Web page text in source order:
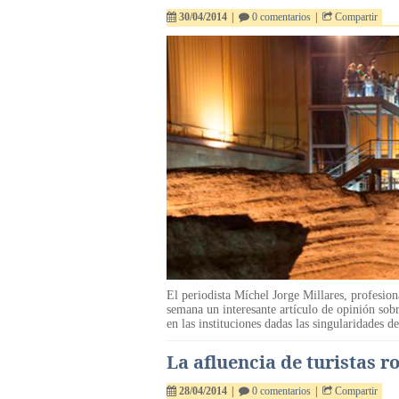
30/04/2014 | 0 comentarios | Compartir
El periodista Míchel Jorge Millares,
semana un interesante artículo de opinión
en las instituciones dadas las singularidades
La afluencia de turistas
28/04/2014 0 comentarios Compartir